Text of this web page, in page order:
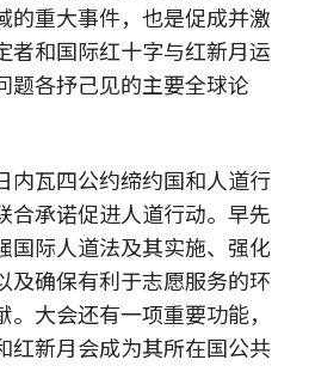
的重大事件，也是促成并激
者和国际红十字与红新月运
题各抒己见的主要全球论
内瓦四公约缔约国和人道行
合承诺促进人道行动。早先
国际人道法及其实施、强化
及确保有利于志愿服务的环
大会还有一项重要功能，
红新月会成为其所在国公共